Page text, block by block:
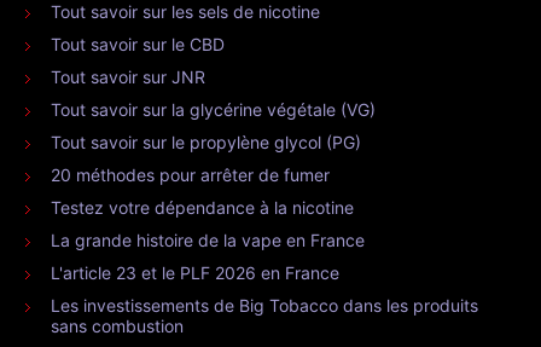
Tout savoir sur les sels de nicotine
Tout savoir sur le CBD
Tout savoir sur JNR
Tout savoir sur la glycérine végétale (VG)
Tout savoir sur le propylène glycol (PG)
20 méthodes pour arrêter de fumer
Testez votre dépendance à la nicotine
La grande histoire de la vape en France
L'article 23 et le PLF 2026 en France
Les investissements de Big Tobacco dans les produits
sans combustion